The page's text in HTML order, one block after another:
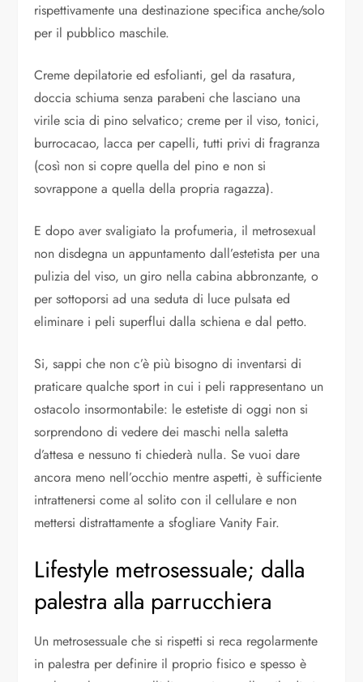
rispettivamente una destinazione specifica anche/solo
per il pubblico maschile.
Creme depilatorie ed esfolianti, gel da rasatura,
doccia schiuma senza parabeni che lasciano una
virile scia di pino selvatico; creme per il viso, tonici,
burrocacao, lacca per capelli, tutti privi di fragranza
(così non si copre quella del pino e non si
sovrappone a quella della propria ragazza).
E dopo aver svaligiato la profumeria, il metrosexual
non disdegna un appuntamento dall’estetista per una
pulizia del viso, un giro nella cabina abbronzante, o
per sottoporsi ad una seduta di luce pulsata ed
eliminare i peli superflui dalla schiena e dal petto.
Si, sappi che non c’è più bisogno di inventarsi di
praticare qualche sport in cui i peli rappresentano un
ostacolo insormontabile: le estetiste di oggi non si
sorprendono di vedere dei maschi nella saletta
d’attesa e nessuno ti chiederà nulla. Se vuoi dare
ancora meno nell’occhio mentre aspetti, è sufficiente
intrattenersi come al solito con il cellulare e non
mettersi distrattamente a sfogliare Vanity Fair.
Lifestyle metrosessuale; dalla
palestra alla parrucchiera
Un metrosessuale che si rispetti si reca regolarmente
in palestra per definire il proprio fisico e spesso è